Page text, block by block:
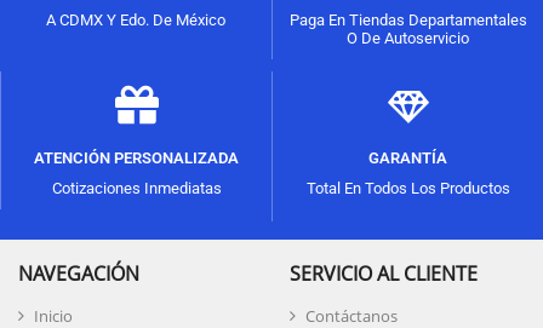
A CDMX Y Edo. De México
Paga En Tiendas Departamentales
O De Autoservicio
ATENCIÓN PERSONALIZADA
Cotizaciones Inmediatas
GARANTÍA
Total En Todos Los Productos
NAVEGACIÓN
Inicio
SERVICIO AL CLIENTE
Contáctanos